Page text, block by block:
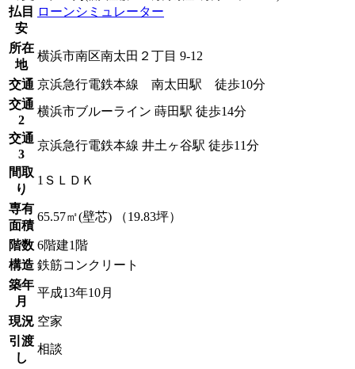
払目
安
ローンシミュレーター
所在
地
横浜市南区南太田２丁目 9-12
交通 京浜急行電鉄本線 南太田駅 徒歩10分
交通
2
横浜市ブルーライン 蒔田駅 徒歩14分
交通
3
京浜急行電鉄本線 井土ヶ谷駅 徒歩11分
間取
り
1ＳＬＤＫ
専有
面積
65.57㎡(壁芯) （19.83坪）
階数 6階建1階
構造 鉄筋コンクリート
築年
月
平成13年10月
現況 空家
引渡
し
相談